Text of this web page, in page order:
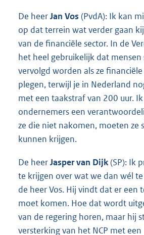
De heerJan Vos (PvdA): Ik kan
op dat terrein wat verder gaan
van de financiële sector. In de
het heel gebruikelijk dat
vervolgd worden als ze
plegen, terwijl je in Nederland
met een taakstraf van 200 uur.
ondernemers een
ze die niet nakomen, moeten ze
kunnen krijgen.
De heerJasper van Dijk(SP): Ik
te krijgen over wat we dan wél
de heer Vos. Hij vindt dat er een
moet komen. Hoe dat wordt
van de regering horen, maar hij
versterking van het NCP met een